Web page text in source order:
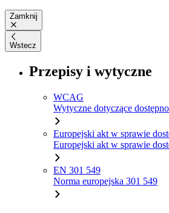
Zamknij
Wstecz
Przepisy i wytyczne
WCAG
Wytyczne dotyczące
Europejski akt w sprawie
Europejski akt w sprawie
EN 301 549
Norma europejska 301 549